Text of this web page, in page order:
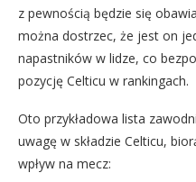
z pewnością będzie się
można dostrzec, że jest on
napastników w lidze, co
pozycję Celticu w rankingach.
Oto przykładowa lista
uwagę w składzie Celticu,
wpływ na mecz: